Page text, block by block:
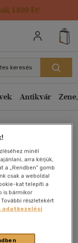
1499 Ft!
keresés
Antikvár
minél
arra kérjük,
a „Rendben” gomb
csak a weboldal
kat telepíti a
is bármikor
részletekért
adatkezelési